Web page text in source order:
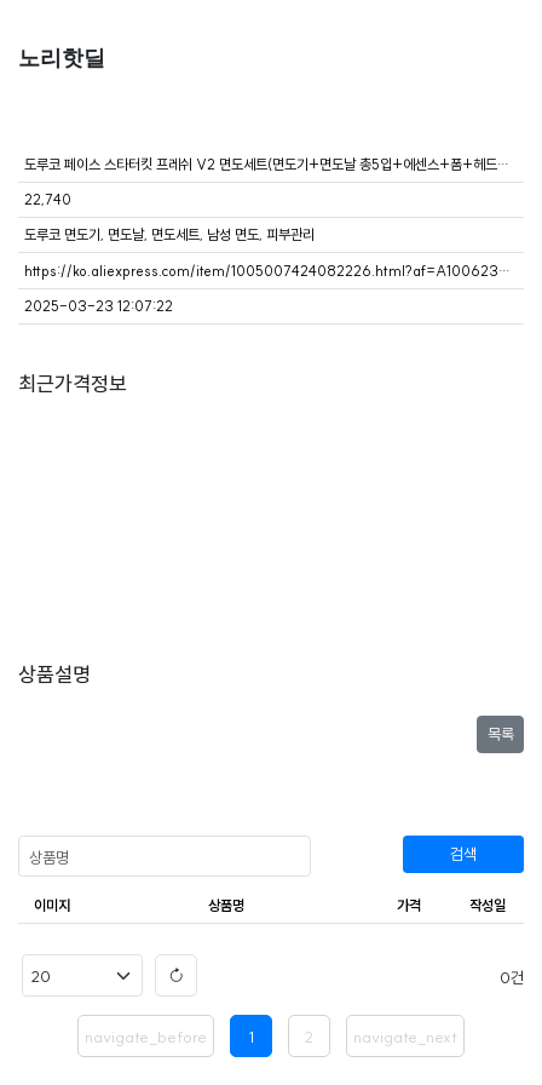
노리핫딜
도루코 페이스 스타터킷 프레쉬 V2 면도세트(면도기+면도날 총5입+에센스+폼+헤드케이스)
22,740
도루코 면도기, 면도날, 면도세트, 남성 면도, 피부관리
https://ko.aliexpress.com/item/1005007424082226.html?af=A100623932&isdl=y&aff_platform=true&aff_short_key=tpRPHja&dp=A1006239324372060488%7C290449872xPykI%7C9999%7C3%7Cq%7Caliexpress
2025-03-23 12:07:22
최근가격정보
상품설명
목록
검색
이미지 상품명 가격 작성일
navigate_before 1 2 navigate_next
0